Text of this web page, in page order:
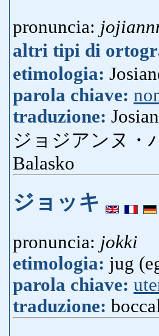
pronuncia:
altri tipi di
etimologia:
parola chiave:
traduzione:
ジョジアンヌ・
Balasko
ジョッキ
pronuncia: jokki
etimologia: jug
parola chiave:
traduzione: